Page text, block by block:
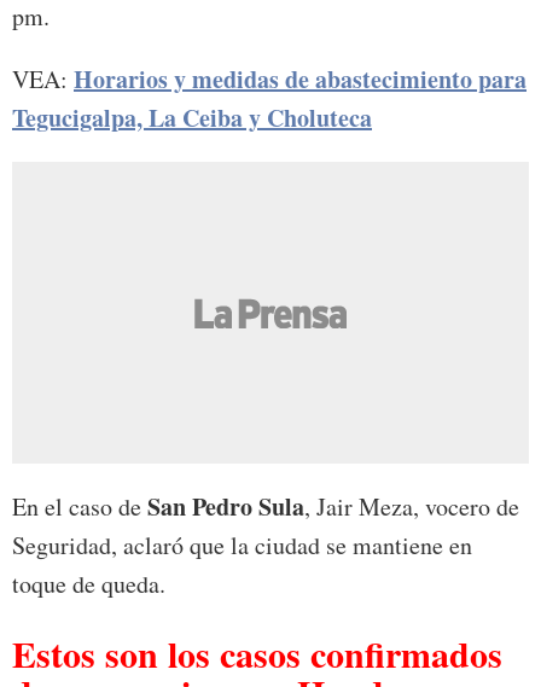
pm.
VEA: Horarios y medidas de abastecimiento para
Tegucigalpa, La Ceiba y Choluteca
En el caso deSan Pedro Sula, Jair Meza, vocero de
Seguridad, aclaró que la ciudad se mantiene en
toque de queda.
Estos son los casos confirmados